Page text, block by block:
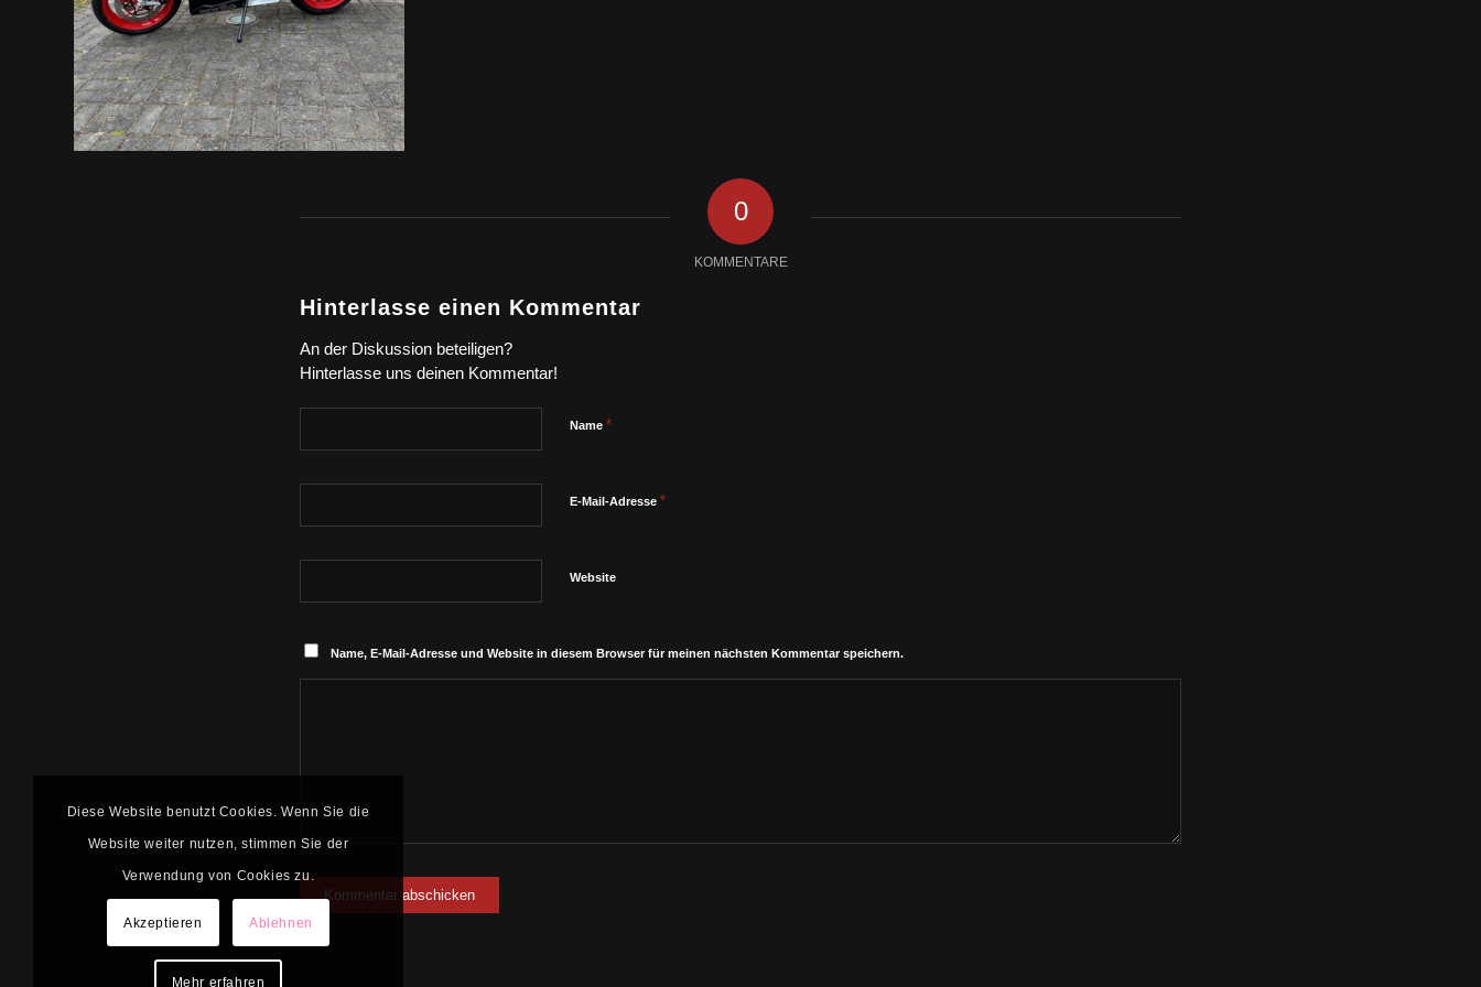
0
KOMMENTARE
Hinterlasse einen Kommentar
An der Diskussion beteiligen?
Hinterlasse uns deinen Kommentar!
Name *
E-Mail-Adresse *
Website
Name, E-Mail-Adresse und Website in diesem Browser für meinen nächsten Kommentar speichern.
Diese Website benutzt Cookies. Wenn Sie die
Website weiter nutzen, stimmen Sie der
Verwendung von Cookies zu.
Akzeptieren Ablehnen
Mehr erfahren